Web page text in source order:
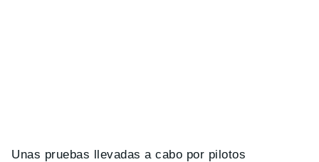
Unas pruebas llevadas a cabo por pilotos